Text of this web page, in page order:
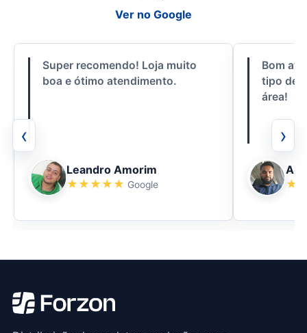
Ver no Google
‹
Super recomendo! Loja muito
boa e ótimo atendimento.
Leandro Amorim
★ ★ ★ ★ ★ Google
Bom
tipo de
área!
★
›